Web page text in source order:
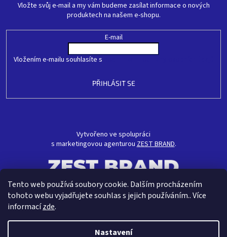
Tento web používá soubory cookie. Dalším procházením
tohoto webu vyjadřujete souhlas s jejich používáním.. Více
informacízde.
Nastavení
Vložte svůj e-mail a my vám budeme zasílat informace o nových
produktech na našem e-shopu.
E-mail
Vložením e-mailu souhlasíte s
PŘIHLÁSIT SE
Vytvořeno ve spolupráci
s marketingovou agenturou ZEST BRAND.